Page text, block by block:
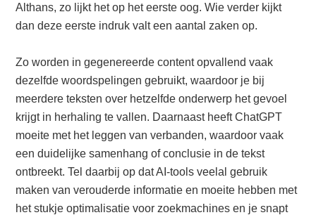
Althans, zo lijkt het op het eerste oog. Wie verder kijkt
dan deze eerste indruk valt een aantal zaken op.
Zo worden in gegenereerde content opvallend vaak
dezelfde woordspelingen gebruikt, waardoor je bij
meerdere teksten over hetzelfde onderwerp het gevoel
krijgt in herhaling te vallen. Daarnaast heeft ChatGPT
moeite met het leggen van verbanden, waardoor vaak
een duidelijke samenhang of conclusie in de tekst
ontbreekt. Tel daarbij op dat AI-tools veelal gebruik
maken van verouderde informatie en moeite hebben met
het stukje optimalisatie voor zoekmachines en je snapt